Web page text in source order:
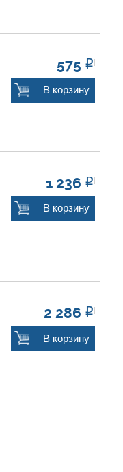
575 Р
В корзину
1 236 Р
В корзину
2 286 Р
В корзину